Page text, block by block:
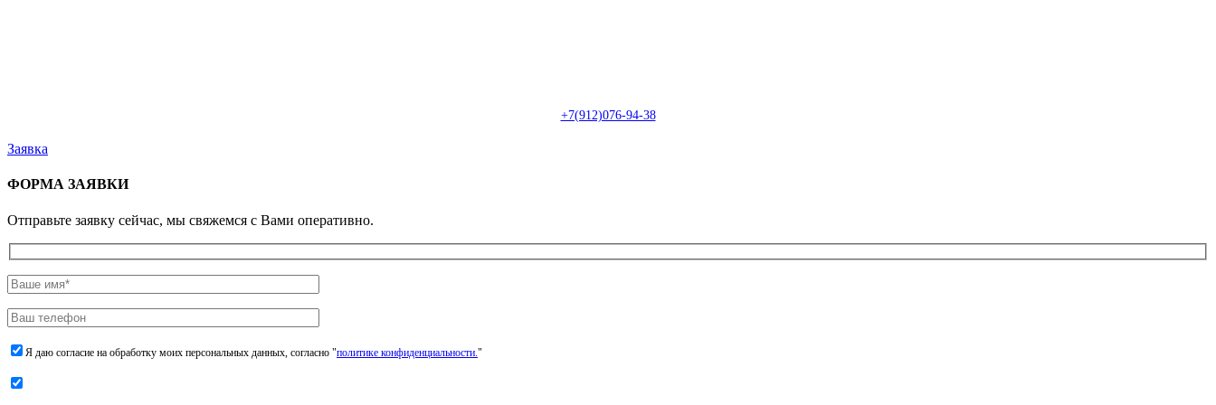
+7(912)076-94-38
Заявка
ФОРМА ЗАЯВКИ
Отправьте заявку сейчас, мы свяжемся с Вами оперативно.
Я даю согласие на обработку моих персональных данных, согласно "политике конфиденциальности."